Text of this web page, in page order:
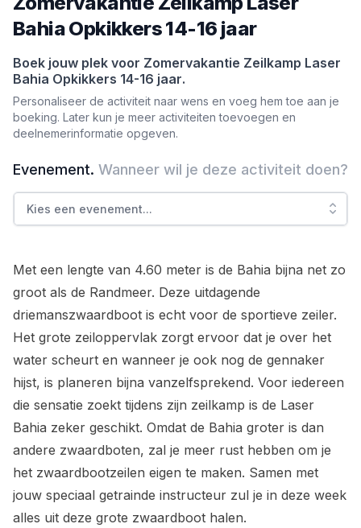
Bahia Opkikkers 14-16 jaar
Boek jouw plek voor Zomervakantie Zeilkamp Laser
Bahia Opkikkers 14-16 jaar.
Personaliseer de activiteit naar wens en voeg hem toe aan je
boeking. Later kun je meer activiteiten toevoegen en
deelnemerinformatie opgeven.
Evenement. Wanneer wil je deze activiteit doen?
Kies een evenement...
Met een lengte van 4.60 meter is de Bahia bijna net zo
groot als de Randmeer. Deze uitdagende
driemanszwaardboot is echt voor de sportieve zeiler.
Het grote zeiloppervlak zorgt ervoor dat je over het
water scheurt en wanneer je ook nog de gennaker
hijst, is planeren bijna vanzelfsprekend. Voor iedereen
die sensatie zoekt tijdens zijn zeilkamp is de Laser
Bahia zeker geschikt. Omdat de Bahia groter is dan
andere zwaardboten, zal je meer rust hebben om je
het zwaardbootzeilen eigen te maken. Samen met
jouw speciaal getrainde instructeur zul je in deze week
alles uit deze grote zwaardboot halen.